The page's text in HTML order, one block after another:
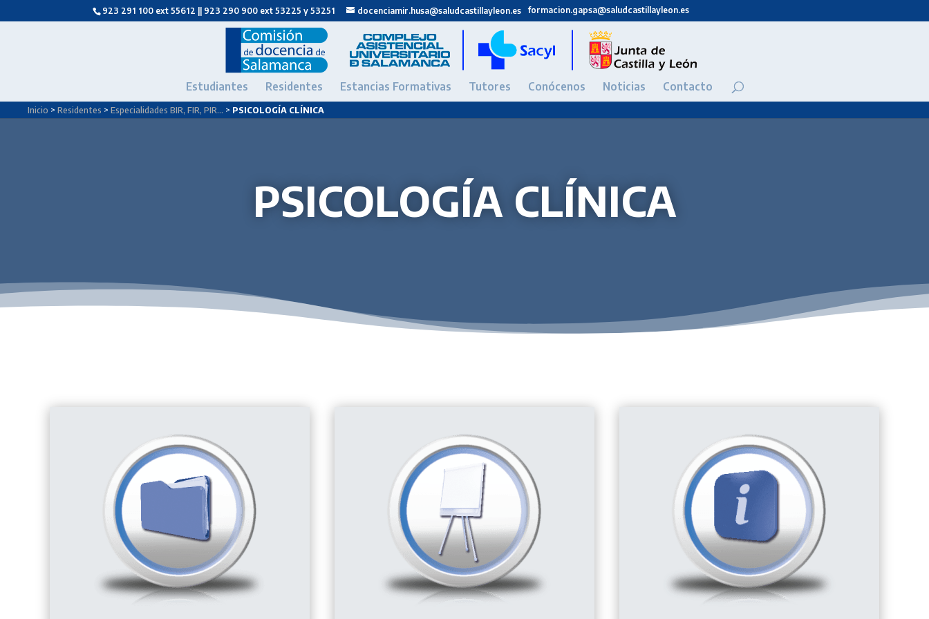
formacion.gapsa@saludcastillayleon.es
923 291 100 ext 55612 || 923 290 900 ext 53225 y 53251 docenciamir.husa@saludcastillayleon.es
Estudiantes Residentes Estancias Formativas Tutores Conócenos Noticias Contacto
Inicio > Residentes > Especialidades BIR, FIR, PIR… > PSICOLOGÍA CLÍNICA
PSICOLOGÍA CLÍNICA